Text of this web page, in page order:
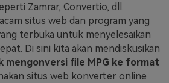
>>
Zamrar, Convertio, dll.
situs web dan program yang
terbuka untuk menyelesaikan
Di sini kita akan mendiskusikan
mengonversi file MPG ke format
situs web konverter online